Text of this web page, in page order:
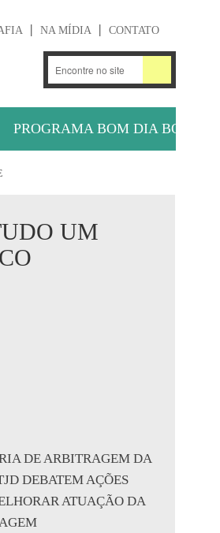
NA MÍDIA CONTATO
PROGRAMA BOM DIA BOLA
UM
DE ARBITRAGEM DA
DEBATEM AÇÕES
ATUAÇÃO DA